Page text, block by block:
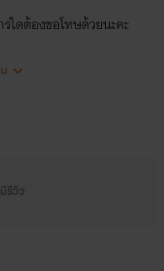
ใดต้องขอโทษด้วยนะคะ
ด้นะ ถ้าสมองไม่ตัน~
รีวิว